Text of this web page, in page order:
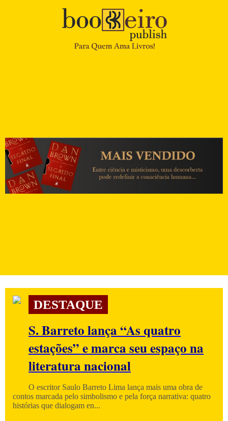
DESTAQUE
S. Barreto lança “As quatro
estações” e marca seu espaço na
literatura nacional
O escritor Saulo Barreto Lima lança mais uma obra de
contos marcada pelo simbolismo e pela força narrativa: quatro
histórias que dialogam en...